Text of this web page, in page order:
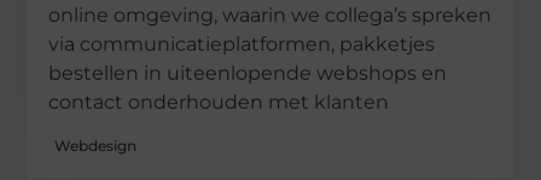
online omgeving, waarin we collega’s spreken
via communicatieplatformen, pakketjes
bestellen in uiteenlopende webshops en
contact onderhouden met klanten
Webdesign